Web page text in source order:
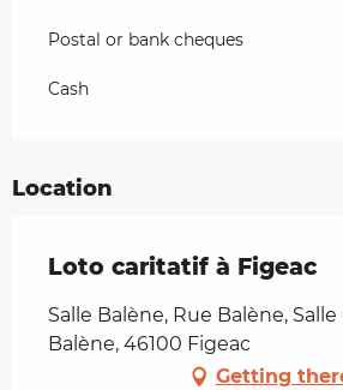
Postal or bank cheques
Cash
Location
Loto caritatif à Figeac
Salle Balène, Rue Balène,
Balène, 46100 Figeac
Getting